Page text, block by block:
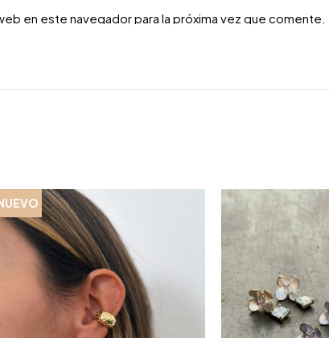
en este navegador para la próxima vez que comente.